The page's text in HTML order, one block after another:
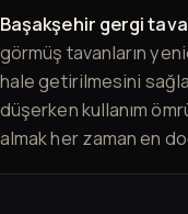
Başakşehir gergi
görmüş tavanların
hale getirilmesini
düşerken kullanım
almak her zaman en